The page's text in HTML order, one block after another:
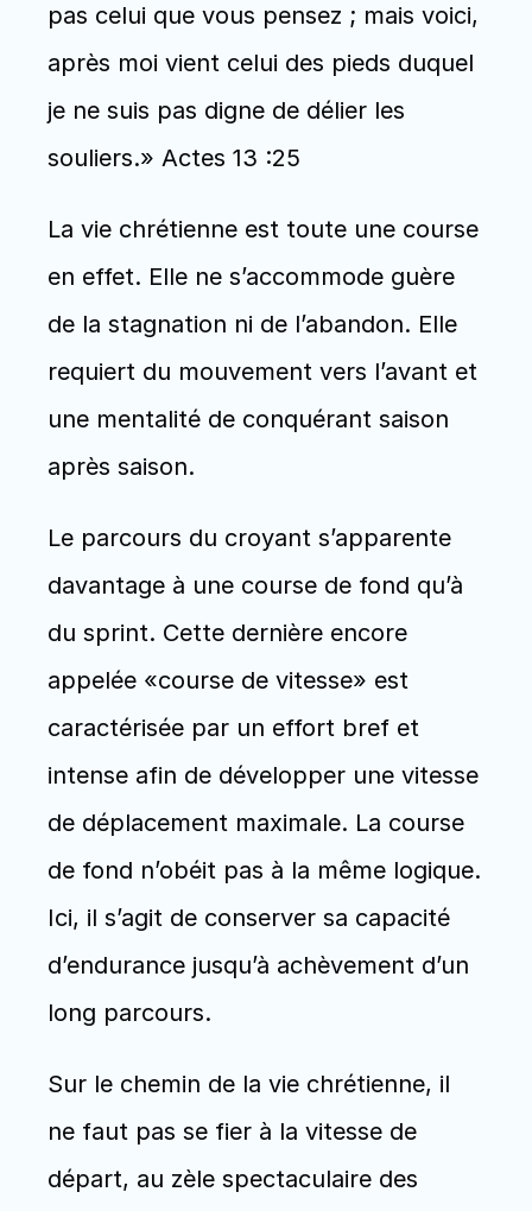
pas celui que vous pensez ; mais voici,
après moi vient celui des pieds duquel
je ne suis pas digne de délier les
souliers.» Actes 13 :25
La vie chrétienne est toute une course
en effet. Elle ne s’accommode guère
de la stagnation ni de l’abandon. Elle
requiert du mouvement vers l’avant et
une mentalité de conquérant saison
après saison.
Le parcours du croyant s’apparente
davantage à une course de fond qu’à
du sprint. Cette dernière encore
appelée «course de vitesse» est
caractérisée par un effort bref et
intense afin de développer une vitesse
de déplacement maximale. La course
de fond n’obéit pas à la même logique.
Ici, il s’agit de conserver sa capacité
d’endurance jusqu’à achèvement d’un
long parcours.
Sur le chemin de la vie chrétienne, il
ne faut pas se fier à la vitesse de
départ, au zèle spectaculaire des